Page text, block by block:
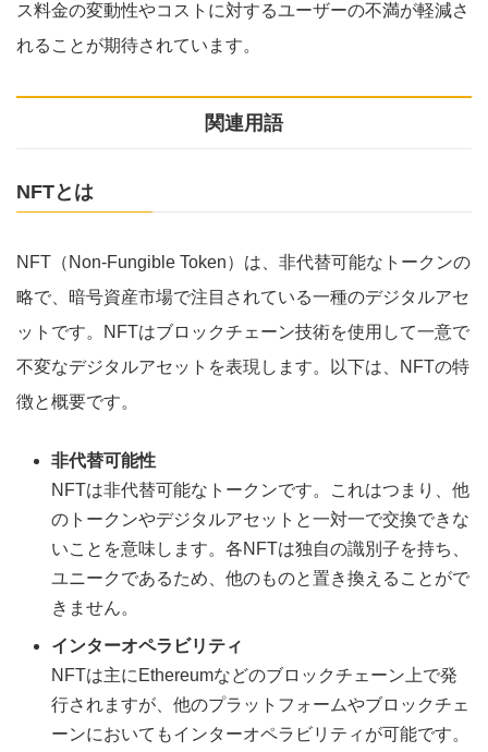
ス料金の変動性やコストに対するユーザーの不満が軽減さ
れることが期待されています。
関連用語
NFTとは
NFT（Non-Fungible Token）は、非代替可能なトークンの
略で、暗号資産市場で注目されている一種のデジタルアセ
ットです。NFTはブロックチェーン技術を使用して一意で
不変なデジタルアセットを表現します。以下は、NFTの特
徴と概要です。
非代替可能性
NFTは非代替可能なトークンです。これはつまり、他
のトークンやデジタルアセットと一対一で交換できな
いことを意味します。各NFTは独自の識別子を持ち、
ユニークであるため、他のものと置き換えることがで
きません。
インターオペラビリティ
NFTは主にEthereumなどのブロックチェーン上で発
行されますが、他のプラットフォームやブロックチェ
ーンにおいてもインターオペラビリティが可能です。